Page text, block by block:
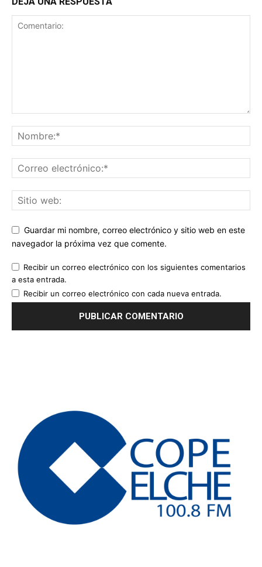
Guardar mi nombre, correo electrónico y sitio web en este
navegador la próxima vez que comente.
Recibir un correo electrónico con los siguientes comentarios
a esta entrada.
Recibir un correo electrónico con cada nueva entrada.